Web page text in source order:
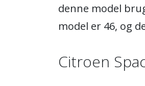
denne model
model er 46, og
Citroen